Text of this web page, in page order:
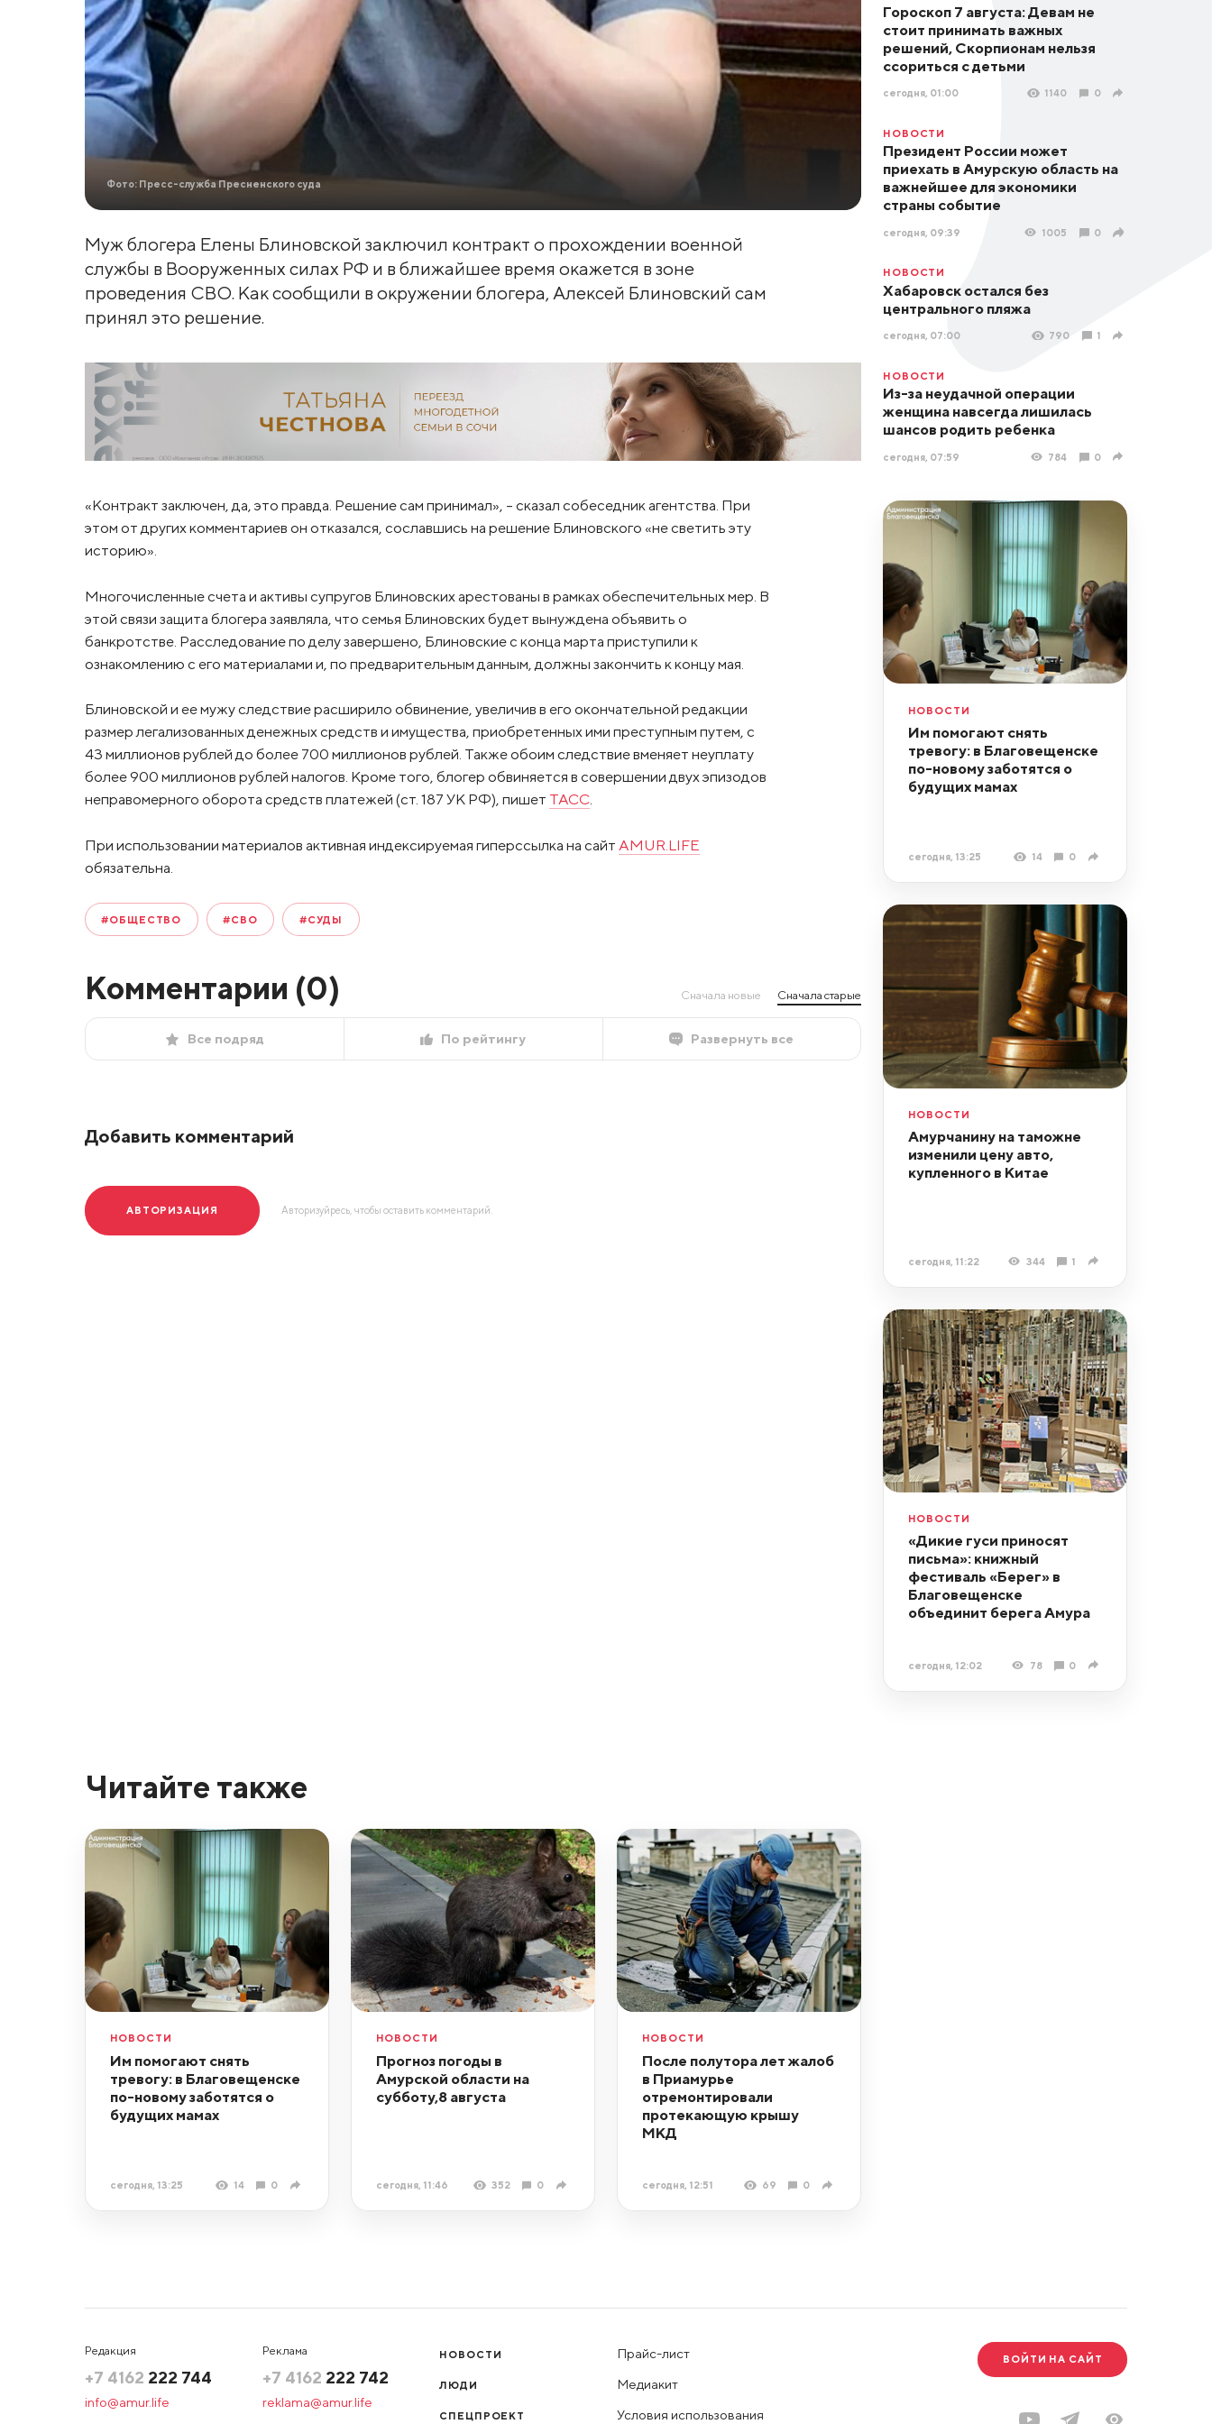
Фото: Пресс-служба Пресненского суда
Муж блогера Елены Блиновской заключил контракт о прохождении военной
службы в Вооруженных силах РФ и в ближайшее время окажется в зоне
проведения СВО. Как сообщили в окружении блогера, Алексей Блиновский сам
принял это решение.
«Контракт заключен, да, это правда. Решение сам принимал», - сказал собеседник агентства. При
этом от других комментариев он отказался, сославшись на решение Блиновского «не светить эту
историю».
Многочисленные счета и активы супругов Блиновских арестованы в рамках обеспечительных мер. В
этой связи защита блогера заявляла, что семья Блиновских будет вынуждена объявить о
банкротстве. Расследование по делу завершено, Блиновские с конца марта приступили к
ознакомлению с его материалами и, по предварительным данным, должны закончить к концу мая.
Блиновской и ее мужу следствие расширило обвинение, увеличив в его окончательной редакции
размер легализованных денежных средств и имущества, приобретенных ими преступным путем, с
43 миллионов рублей до более 700 миллионов рублей. Также обоим следствие вменяет неуплату
более 900 миллионов рублей налогов. Кроме того, блогер обвиняется в совершении двух эпизодов
неправомерного оборота средств платежей (ст. 187 УК РФ), пишет ТАСС.
При использовании материалов активная индексируемая гиперссылка на сайт AMUR.LIFE
обязательна.
#ОБЩЕСТВО #СВО #СУДЫ
Комментарии (0) Сначала новые Сначала старые
Все подряд По рейтингу Развернуть все
Добавить комментарий
АВТОРИЗАЦИЯ Авторизуйресь, чтобы оставить комментарий.
Гороскоп 7 августа: Девам не
стоит принимать важных
решений, Скорпионам нельзя
ссориться с детьми
сегодня, 01:00 1140 0
НОВОСТИ
Президент России может
приехать в Амурскую область на
важнейшее для экономики
страны событие
сегодня, 09:39 1005 0
НОВОСТИ
Хабаровск остался без
центрального пляжа
сегодня, 07:00 790 1
НОВОСТИ
Из-за неудачной операции
женщина навсегда лишилась
шансов родить ребенка
сегодня, 07:59 784 0
НОВОСТИ
Им помогают снять
тревогу: в Благовещенске
по-новому заботятся о
будущих мамах
сегодня, 13:25 14 0
НОВОСТИ
Амурчанину на таможне
изменили цену авто,
купленного в Китае
сегодня, 11:22 344 1
НОВОСТИ
«Дикие гуси приносят
письма»: книжный
фестиваль «Берег» в
Благовещенске
объединит берега Амура
сегодня, 12:02 78 0
Читайте также
НОВОСТИ
Им помогают снять
тревогу: в Благовещенске
по-новому заботятся о
будущих мамах
сегодня, 13:25 14 0
НОВОСТИ
Прогноз погоды в
Амурской области на
субботу,8 августа
сегодня, 11:46 352 0
НОВОСТИ
После полутора лет жалоб
в Приамурье
отремонтировали
протекающую крышу
МКД
сегодня, 12:51 69 0
Редакция
+7 4162 222 744
info@amur.life
Реклама
+7 4162 222 742
reklama@amur.life
НОВОСТИ
ЛЮДИ
СПЕЦПРОЕКТ
Прайс-лист
Медиакит
Условия использования
ВОЙТИ НА САЙТ